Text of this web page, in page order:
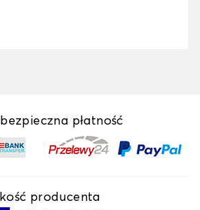
płatność
producenta